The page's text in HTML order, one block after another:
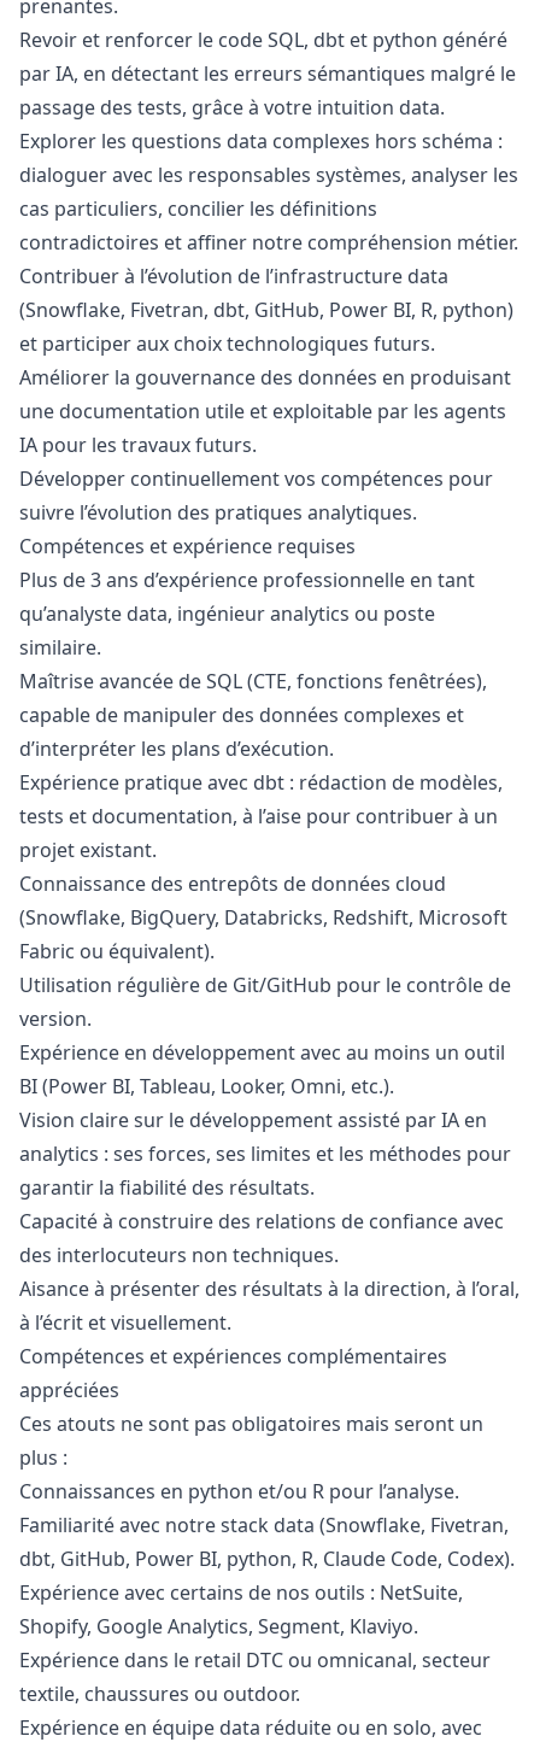
prenantes.
Revoir et renforcer le code SQL, dbt et python généré
par IA, en détectant les erreurs sémantiques malgré le
passage des tests, grâce à votre intuition data.
Explorer les questions data complexes hors schéma :
dialoguer avec les responsables systèmes, analyser les
cas particuliers, concilier les définitions
contradictoires et affiner notre compréhension métier.
Contribuer à l’évolution de l’infrastructure data
(Snowflake, Fivetran, dbt, GitHub, Power BI, R, python)
et participer aux choix technologiques futurs.
Améliorer la gouvernance des données en produisant
une documentation utile et exploitable par les agents
IA pour les travaux futurs.
Développer continuellement vos compétences pour
suivre l’évolution des pratiques analytiques.
Compétences et expérience requises
Plus de 3 ans d’expérience professionnelle en tant
qu’analyste data, ingénieur analytics ou poste
similaire.
Maîtrise avancée de SQL (CTE, fonctions fenêtrées),
capable de manipuler des données complexes et
d’interpréter les plans d’exécution.
Expérience pratique avec dbt : rédaction de modèles,
tests et documentation, à l’aise pour contribuer à un
projet existant.
Connaissance des entrepôts de données cloud
(Snowflake, BigQuery, Databricks, Redshift, Microsoft
Fabric ou équivalent).
Utilisation régulière de Git/GitHub pour le contrôle de
version.
Expérience en développement avec au moins un outil
BI (Power BI, Tableau, Looker, Omni, etc.).
Vision claire sur le développement assisté par IA en
analytics : ses forces, ses limites et les méthodes pour
garantir la fiabilité des résultats.
Capacité à construire des relations de confiance avec
des interlocuteurs non techniques.
Aisance à présenter des résultats à la direction, à l’oral,
à l’écrit et visuellement.
Compétences et expériences complémentaires
appréciées
Ces atouts ne sont pas obligatoires mais seront un
plus :
Connaissances en python et/ou R pour l’analyse.
Familiarité avec notre stack data (Snowflake, Fivetran,
dbt, GitHub, Power BI, python, R, Claude Code, Codex).
Expérience avec certains de nos outils : NetSuite,
Shopify, Google Analytics, Segment, Klaviyo.
Expérience dans le retail DTC ou omnicanal, secteur
textile, chaussures ou outdoor.
Expérience en équipe data réduite ou en solo, avec